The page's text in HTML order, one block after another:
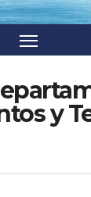
y